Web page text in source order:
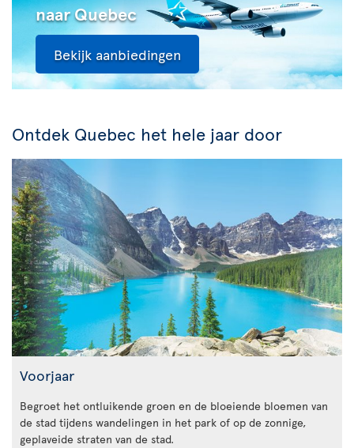
naar Quebec
Bekijk aanbiedingen
Ontdek Quebec het hele jaar door
Voorjaar
Begroet het ontluikende groen en de bloeiende bloemen van
de stad tijdens wandelingen in het park of op de zonnige,
geplaveide straten van de stad.